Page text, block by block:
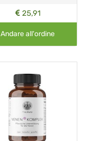
25,91
Andare all'ordine